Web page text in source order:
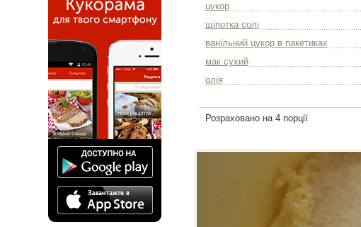
цукор
щіпотка солі
ванільний цукор в пакетиках
мак сухий
олія
Розраховано на 4 порції